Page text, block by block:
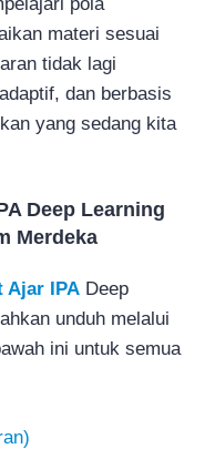
materi sesuai
tidak lagi
dan berbasis
yang sedang kita
Deep Learning
Merdeka
Ajar IPA Deep
unduh melalui
ini untuk semua